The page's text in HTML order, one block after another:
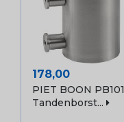
Prijs
178,00
PIET BOON PB101
Tandenborst...